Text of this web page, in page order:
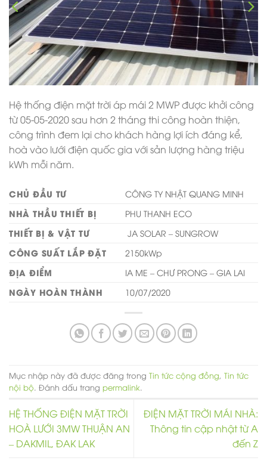
Hệ thống điện mặt trời áp mái 2 MWP được khởi công
từ 05-05-2020 sau hơn 2 tháng thi công hoàn thiện,
công trình đem lại cho khách hàng lợi ích đáng kể,
hoà vào lưới điện quốc gia với sản lượng hàng triệu
kWh mỗi năm.
CHỦ ĐẦU TƯ CÔNG TY NHẬT QUANG MINH
NHÀ THẦU THIẾT BỊ PHU THANH ECO
THIẾT BỊ & VẬT TƯ JA SOLAR – SUNGROW
CÔNG SUẤT LẮP ĐẶT 2150kWp
ĐỊA ĐIỂM IA ME – CHƯ PRONG – GIA LAI
NGÀY HOÀN THÀNH 10/07/2020
Mục nhập này đã được đăng trong Tin tức cộng đồng, Tin tức
nội bộ. Đánh dấu trang permalink.
HỆ THỐNG ĐIỆN MẶT TRỜI
HOÀ LƯỚI 3MW THUẬN AN
– DAKMIL, ĐAK LAK
ĐIỆN MẶT TRỜI MÁI NHÀ:
Thông tin cập nhật từ A
đến Z